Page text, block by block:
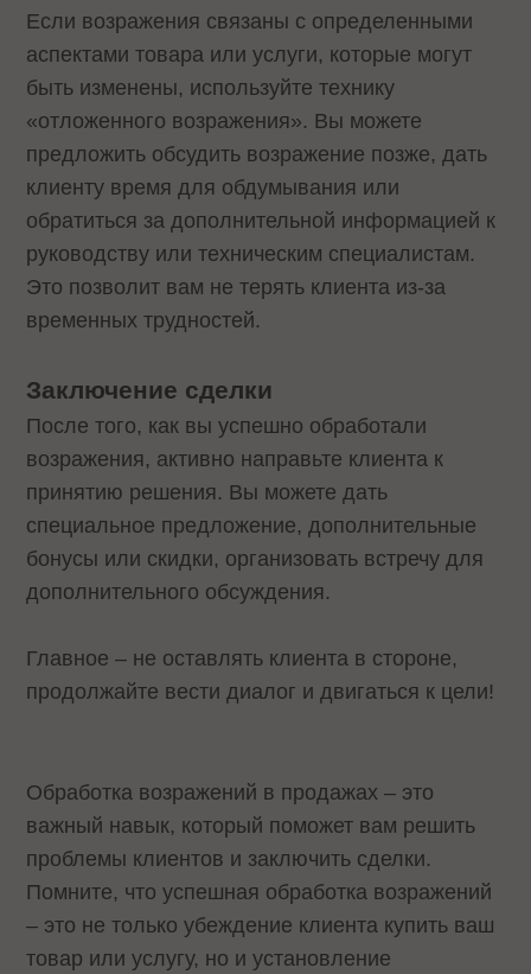
Если возражения связаны с определенными
аспектами товара или услуги, которые могут
быть изменены, используйте технику
«отложенного возражения». Вы можете
предложить обсудить возражение позже, дать
клиенту время для обдумывания или
обратиться за дополнительной информацией к
руководству или техническим специалистам.
Это позволит вам не терять клиента из-за
временных трудностей.
Заключение сделки
После того, как вы успешно обработали
возражения, активно направьте клиента к
принятию решения. Вы можете дать
специальное предложение, дополнительные
бонусы или скидки, организовать встречу для
дополнительного обсуждения.
Главное – не оставлять клиента в стороне,
продолжайте вести диалог и двигаться к цели!
Обработка возражений в продажах – это
важный навык, который поможет вам решить
проблемы клиентов и заключить сделки.
Помните, что успешная обработка возражений
– это не только убеждение клиента купить ваш
товар или услугу, но и установление